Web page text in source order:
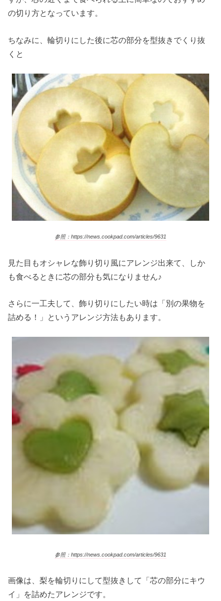
の切り方となっています。
ちなみに、輪切りにした後に芯の部分を型抜きでくり抜
くと
参照：https://news.cookpad.com/articles/9631
見た目もオシャレな飾り切り風にアレンジ出来て、しか
も食べるときに芯の部分も気になりません♪
さらに一工夫して、飾り切りにしたい時は「別の果物を
詰める！」というアレンジ方法もあります。
参照：https://news.cookpad.com/articles/9631
画像は、梨を輪切りにして型抜きして「芯の部分にキウ
イ」を詰めたアレンジです。